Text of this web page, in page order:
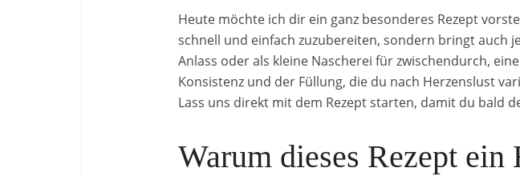
Heute möchte ich dir ein ganz besonderes Rezept
schnell und einfach zuzubereiten, sondern bringt auch
Anlass oder als kleine Nascherei für zwischendurch,
Konsistenz und der Füllung, die du nach Herzenslust
Lass uns direkt mit dem Rezept starten, damit du bald
Warum dieses Rezept ein